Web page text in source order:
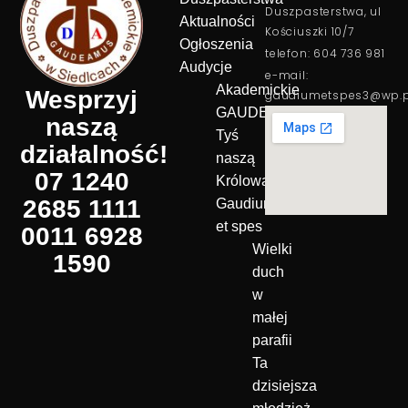
Wesprzyj
naszą
działalność!
07 1240
2685 1111
0011 6928
1590
Aktualności
Ogłoszenia
Audycje
Akademickie
GAUDEAMUS
Tyś
naszą
Królową!
Gaudium
et spes
Wielki
duch
w
małej
parafii
Ta
dzisiejsza
Duszpasterstwa, ul
Kościuszki 10/7
telefon: 604 736 981
e-mail: